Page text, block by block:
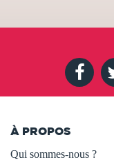
À PROPOS
Qui sommes-nous ?